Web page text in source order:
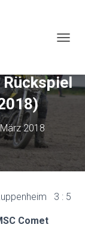
Rückspiel
2018
3 : 5
Comet